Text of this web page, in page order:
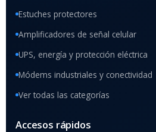
Estuches protectores
Amplificadores de señal celular
UPS, energía y protección eléctrica
Módems industriales y conectividad
Ver todas las categorías
Accesos rápidos